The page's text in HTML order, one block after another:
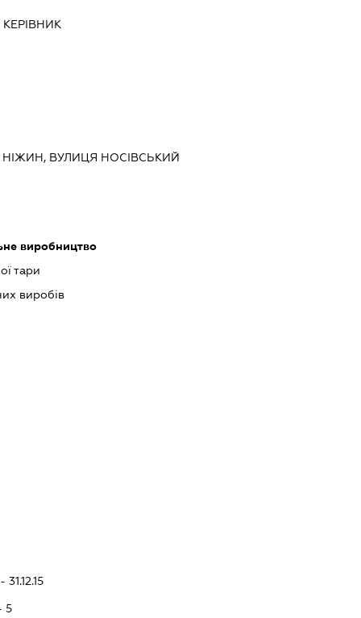
КЕРІВНИК
НІЖИН, ВУЛИЦЯ НОСІВСЬКИЙ
виробництво
тари
виробів
5